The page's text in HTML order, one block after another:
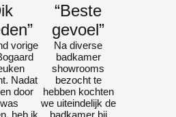
vorige
Nadat
door
heb ik
“Beste
gevoel”
Na diverse
badkamer
showrooms
bezocht te
hebben kochten
we uiteindelijk de
badkamer bij